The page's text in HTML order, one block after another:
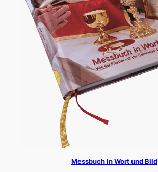
Messbuch in Wort und Bild